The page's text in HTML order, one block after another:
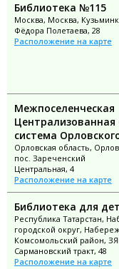
Библиотека №115
Москва, Москва,
Фёдора Полетаева, 28
Расположение на карте
Межпоселенческая
Централизованная
система
Орловская область,
пос. Зареченский
Центральная, 4
Расположение на карте
Библиотека для
Республика Татарстан,
городской округ,
Комсомольский район,
Сармановский тракт, 48
Расположение на карте